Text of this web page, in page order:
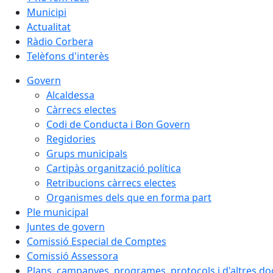
Municipi
Actualitat
Ràdio Corbera
Telèfons d'interès
Govern
Alcaldessa
Càrrecs electes
Codi de Conducta i Bon Govern
Regidories
Grups municipals
Cartipàs organització política
Retribucions càrrecs electes
Organismes dels que en forma part
Ple municipal
Juntes de govern
Comissió Especial de Comptes
Comissió Assessora